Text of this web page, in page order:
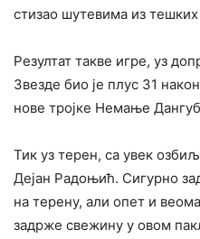
стизао шутевима из тешких
Резултат такве игре, уз
Звезде био је плус 31
нове тројке Немање
Тик уз терен, са увек
Дејан Радоњић. Сигурно
на терену, али опет и
задрже свежину у овом